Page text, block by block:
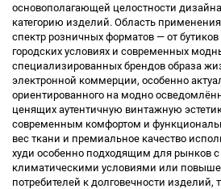
основополагающей целостности
категорию изделий. Область
спектр розничных форматов — от
городских условиях и современных
специализированных брендов образа
электронной коммерции, особенно
ориентированного на модно
ценящих аутентичную винтажную
современным комфортом и
вес ткани и премиальное качество
худи особенно подходящим для рынков
климатическими условиями или
потребителей к долговечности изделий,